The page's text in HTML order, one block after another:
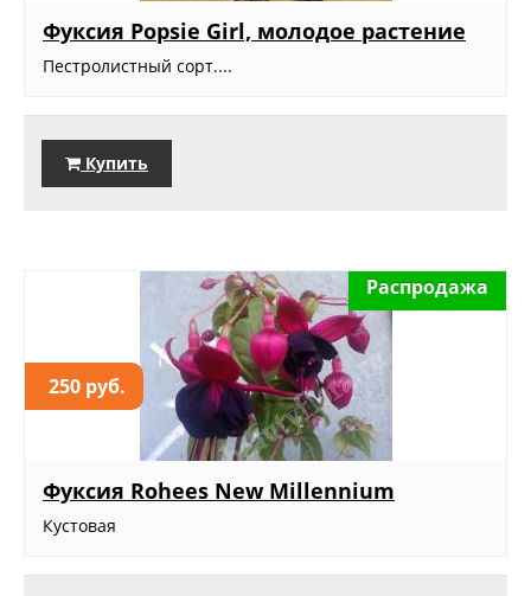
Фуксия Popsie Girl, молодое растение
Пестролистный сорт....
Купить
250 руб.
Распродажа
Фуксия Rohees New Millennium
Кустовая